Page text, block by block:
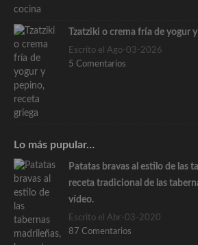
Tzatziki o crema fría de yogur
Escrito el Ago-03-2026
5 Comentarios
Lo más pupular…
Patatas bravas al estilo de las
receta tradicional de las
vídeo.
Escrito el Abr-03-2020
87 Comentarios